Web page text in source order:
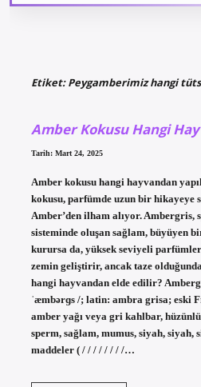
Etiket:Peygamberimiz hangi
Amber Kokusu Hangi
Tarih: Mart 24, 2025
Amber kokusu hangi hayvandan
kokusu, parfümde uzun bir hikayeye
Amber’den ilham alıyor. Ambergris,
sisteminde oluşan sağlam, büyüyen
kurursa da, yüksek seviyeli
zemin geliştirir, ancak taze
hangi hayvandan elde edilir?
ˈæmbərɡs /; latin: ambra grisa; eski
amber yağı veya gri kahlbar,
sperm, sağlam, mumus, siyah, siyah,
maddeler ( / / / / / / / /…